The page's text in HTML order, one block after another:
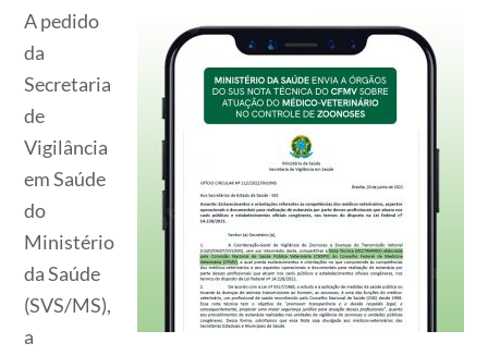
A pedido
da
Secretaria
de
Vigilância
em Saúde
do
Ministério
da Saúde
(SVS/MS),
a